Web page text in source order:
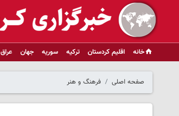
خانه اقلیم کردستان ترکیه سوریه جهان عراق
صفحه اصلی فرهنگ و هنر